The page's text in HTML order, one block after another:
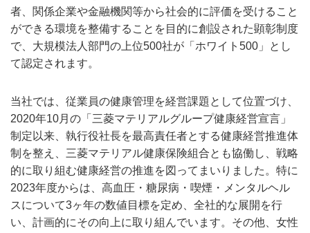
者、関係企業や金融機関等から社会的に評価を受けること
ができる環境を整備することを目的に創設された顕彰制度
で、大規模法人部門の上位500社が「ホワイト500」とし
て認定されます。
当社では、従業員の健康管理を経営課題として位置づけ、
2020年10月の「三菱マテリアルグループ健康経営宣言」
制定以来、執行役社長を最高責任者とする健康経営推進体
制を整え、三菱マテリアル健康保険組合とも協働し、戦略
的に取り組む健康経営の推進を図ってまいりました。特に
2023年度からは、高血圧・糖尿病・喫煙・メンタルヘル
スについて3ヶ年の数値目標を定め、全社的な展開を行
い、計画的にその向上に取り組んでいます。その他、女性